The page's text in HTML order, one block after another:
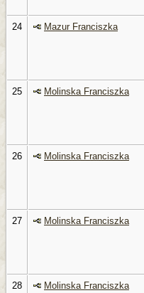
24
Mazur Franciszka
25
Molinska Franciszka
26
Molinska Franciszka
27
Molinska Franciszka
28 Molinska Franciszka